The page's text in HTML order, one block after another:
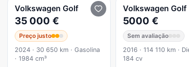
Volkswagen Golf
35 000 €
Preço justo
2024 · 30 650 km · Gasolina
· 1984 cm³
Volkswagen Golf
5000 €
Sem avaliação
2016 · 114 110 km ·
184 cv